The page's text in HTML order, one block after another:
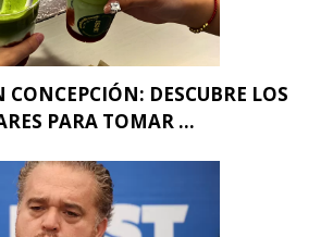
CONCEPCIÓN: DESCUBRE LOS
PARA TOMAR ...